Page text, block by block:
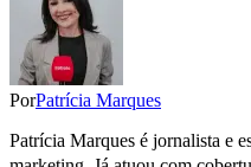
PorPatrícia Marques
Patrícia Marques é jornalista e